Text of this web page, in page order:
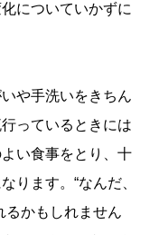
についていかずに
や手洗いをきちん
っているときには
い食事をとり、十
ります。“なんだ、
るかもしれません